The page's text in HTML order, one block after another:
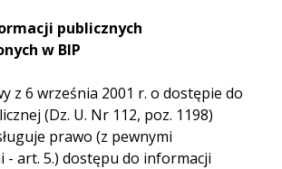
publicznych
w BIP
z 6 września 2001 r. o dostępie do
(Dz. U. Nr 112, poz. 1198)
prawo (z pewnymi
- art. 5.) dostępu do informacji